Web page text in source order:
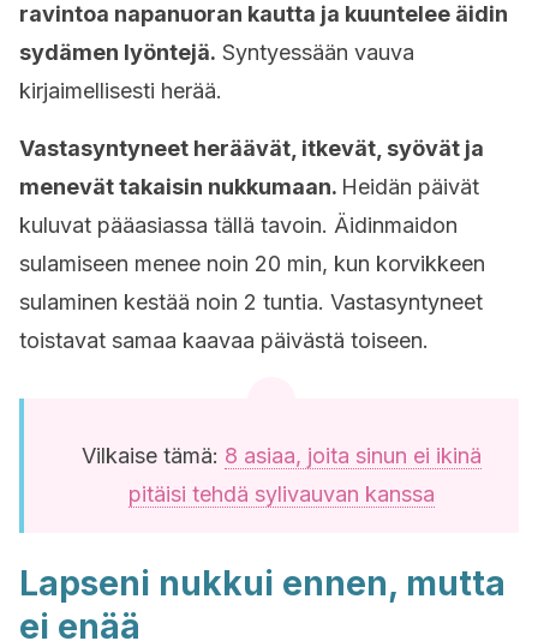
ravintoa napanuoran kautta ja kuuntelee äidin
sydämen lyöntejä. Syntyessään vauva
kirjaimellisesti herää.
Vastasyntyneet heräävät, itkevät, syövät ja
menevät takaisin nukkumaan. Heidän päivät
kuluvat pääasiassa tällä tavoin. Äidinmaidon
sulamiseen menee noin 20 min, kun korvikkeen
sulaminen kestää noin 2 tuntia. Vastasyntyneet
toistavat samaa kaavaa päivästä toiseen.
Vilkaise tämä: 8 asiaa, joita sinun ei ikinä
pitäisi tehdä sylivauvan kanssa
Lapseni nukkui ennen, mutta
ei enää